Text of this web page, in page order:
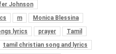
Johnson
m
Monica Blessina
lyrics prayer
Tamil
tamil christian song and lyrics